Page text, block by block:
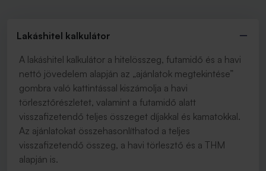
Lakáshitel kalkulátor
A lakáshitel kalkulátor a hitelösszeg, futamidő és a havi
nettó jövedelem alapján az „ajánlatok megtekintése”
gombra való kattintással kiszámolja a havi
törlesztőrészletet, valamint a futamidő alatt
visszafizetendő teljes összeget díjakkal és kamatokkal.
Az ajánlatokat összehasonlíthatod a teljes
visszafizetendő összeg, a havi törlesztő és a THM
alapján is.